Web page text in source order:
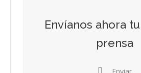
Envíanos ahora
prensa
Enviar